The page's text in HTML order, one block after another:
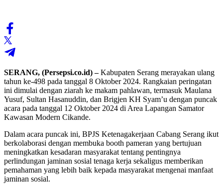
SERANG, (Persepsi.co.id) –Kabupaten Serang merayakan ulang
tahun ke-498 pada tanggal 8 Oktober 2024. Rangkaian peringatan
ini dimulai dengan ziarah ke makam pahlawan, termasuk Maulana
Yusuf, Sultan Hasanuddin, dan Brigjen KH Syam’u dengan puncak
acara pada tanggal 12 Oktober 2024 di Area Lapangan Samator
Kawasan Modern Cikande.
Dalam acara puncak ini, BPJS Ketenagakerjaan Cabang Serang ikut
berkolaborasi dengan membuka booth pameran yang bertujuan
meningkatkan kesadaran masyarakat tentang pentingnya
perlindungan jaminan sosial tenaga kerja sekaligus memberikan
pemahaman yang lebih baik kepada masyarakat mengenai manfaat
jaminan sosial.